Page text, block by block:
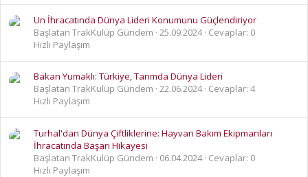
Un İhracatında Dünya Lideri Konumunu Güçlendiriyor
Başlatan TrakKulüp Gündem
25.09.2024 Cevaplar: 0
Hızlı Paylaşım
Bakan Yumaklı: Türkiye, Tarımda Dünya Lideri
Başlatan TrakKulüp Gündem 22.06.2024 Cevaplar: 4
Hızlı Paylaşım
Turhal'dan Dünya Çiftliklerine: Hayvan Bakım Ekipmanları
İhracatında Başarı Hikayesi
Başlatan TrakKulüp Gündem
06.04.2024 Cevaplar: 0
Hızlı Paylaşım